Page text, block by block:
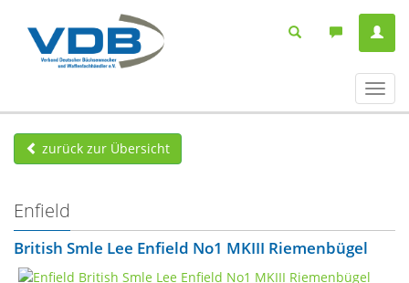
ein-/
zurück zur Übersicht
Enfield
British Smle Lee Enfield No1 MKIII Riemenbügel